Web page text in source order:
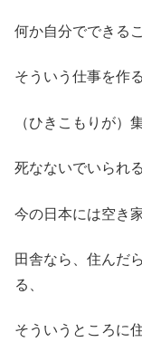
何か自分でできる
そういう仕事を作る
（ひきこもりが）
死なないでいられ
今の日本には空き
田舎なら、住んだ
る、
そういうところに